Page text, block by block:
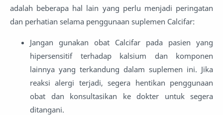
adalah beberapa hal lain yang perlu menjadi peringatan
dan perhatian selama penggunaan suplemen Calcifar:
Jangan gunakan obat Calcifar pada pasien yang
hipersensitif terhadap kalsium dan komponen
lainnya yang terkandung dalam suplemen ini. Jika
reaksi alergi terjadi, segera hentikan penggunaan
obat dan konsultasikan ke dokter untuk segera
ditangani.